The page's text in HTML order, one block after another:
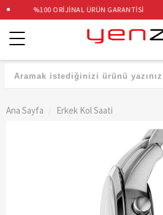
%100 ORİJİNAL ÜRÜN GARANTİSİ
Kategoriler
Ana Sayfa Erkek Kol Saati